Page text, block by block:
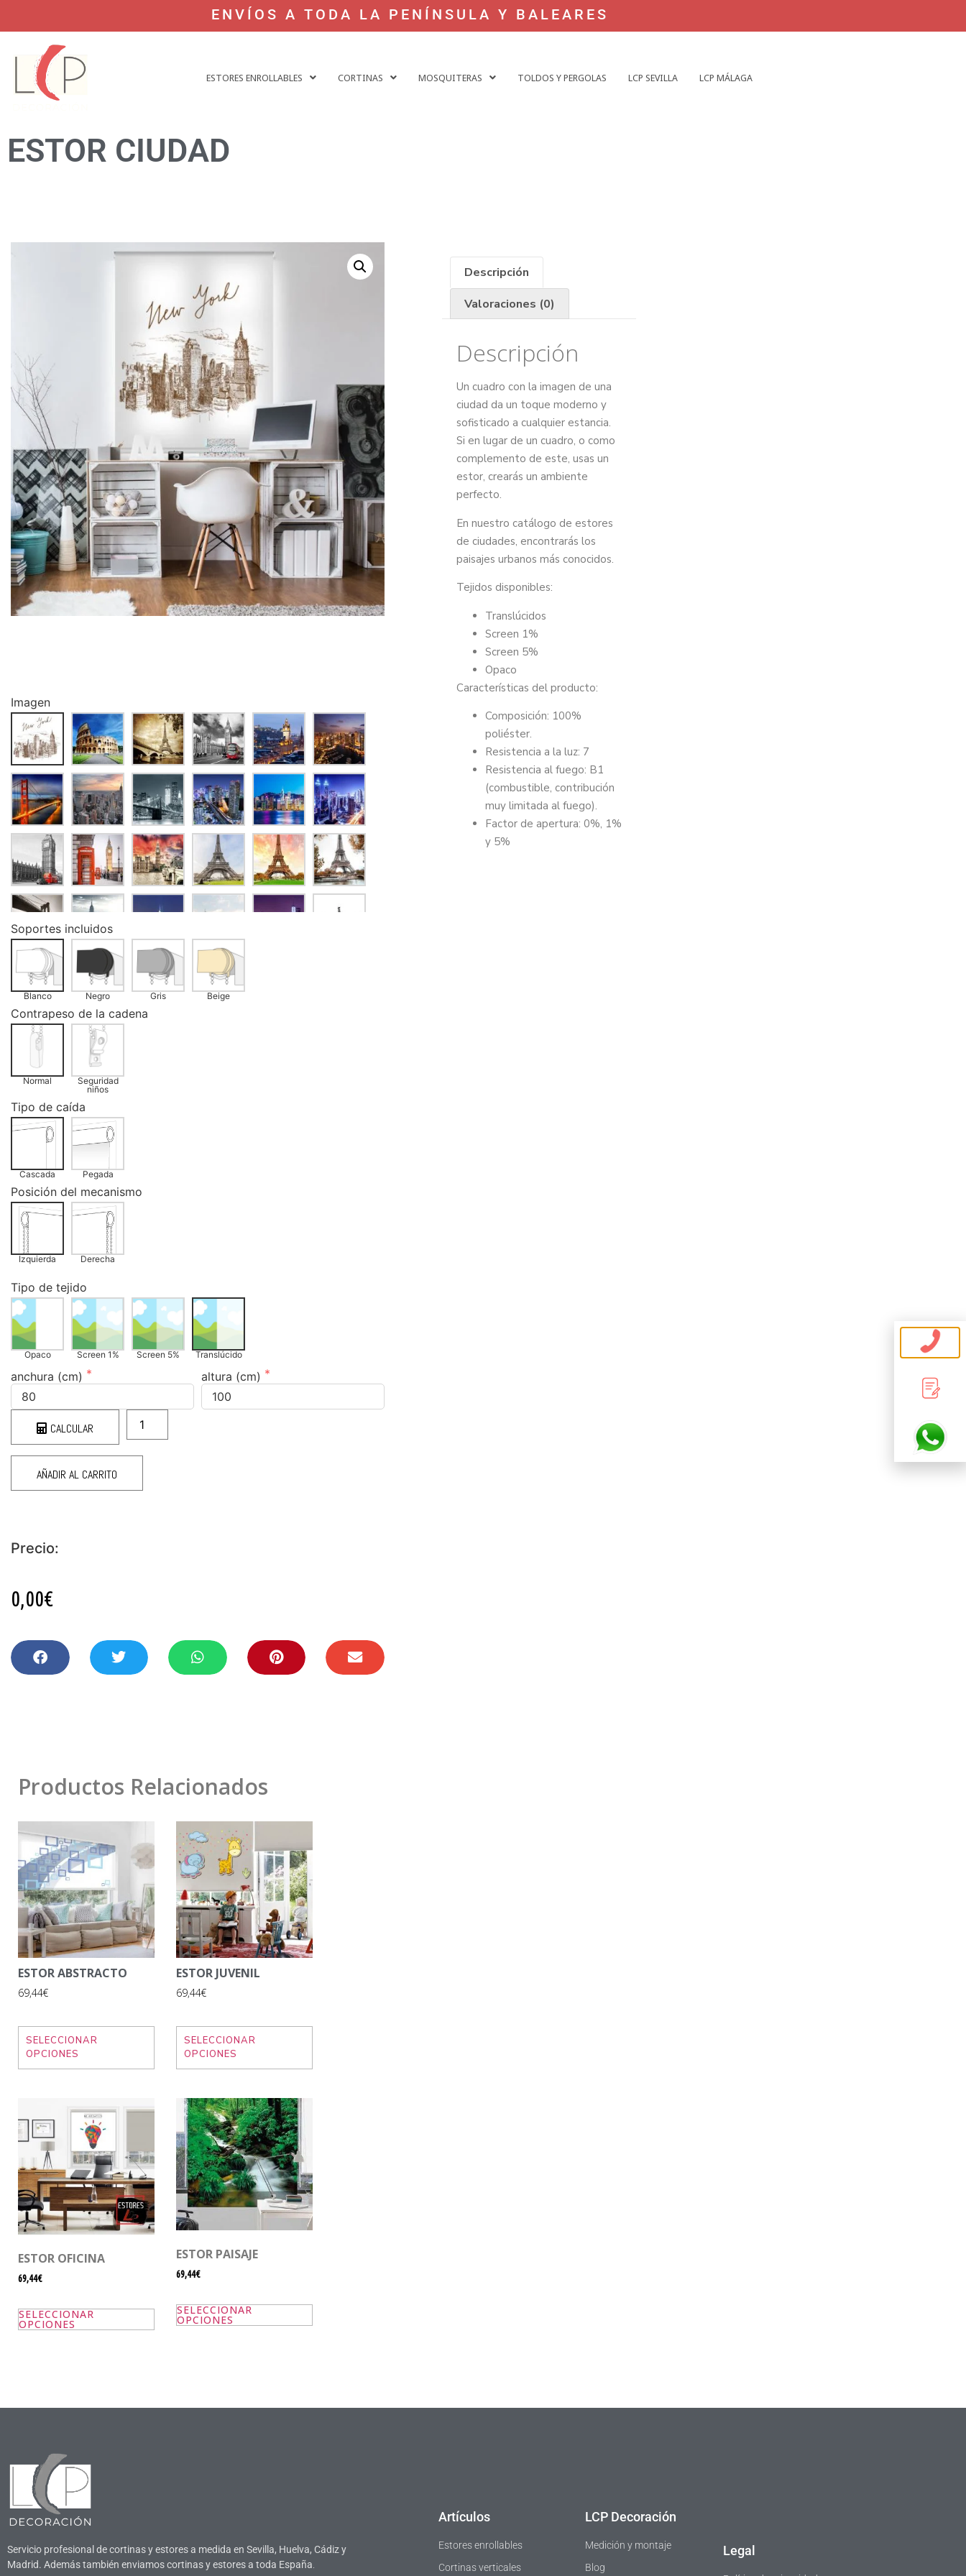
ENVÍOS A TODA LA PENÍNSULA Y BALEARES
ESTORES ENROLLABLES CORTINAS MOSQUITERAS TOLDOS Y PERGOLAS LCP SEVILLA LCP MÁLAGA
ESTOR CIUDAD
Imagen
Soportes incluidos
Blanco Negro Gris Beige
Contrapeso de la cadena
Normal
Seguridad
niños
Tipo de caída
Cascada Pegada
Posición del mecanismo
Izquierda Derecha
Tipo de tejido
Opaco Screen 1% Screen 5% Translúcido
anchura (cm) altura (cm)
CALCULAR
AÑADIR AL CARRITO
Precio:
0,00€
Descripción
Valoraciones (0)
Descripción
Un cuadro con la imagen de una
ciudad da un toque moderno y
sofisticado a cualquier estancia.
Si en lugar de un cuadro, o como
complemento de este, usas un
estor, crearás un ambiente
perfecto.
En nuestro catálogo de estores
de ciudades, encontrarás los
paisajes urbanos más conocidos.
Tejidos disponibles:
Translúcidos
Screen 1%
Screen 5%
Opaco
Características del producto:
Composición: 100%
poliéster.
Resistencia a la luz: 7
Resistencia al fuego: B1
(combustible, contribución
muy limitada al fuego).
Factor de apertura: 0%, 1%
y 5%
Productos Relacionados
ESTOR ABSTRACTO
69,44€
SELECCIONAR
OPCIONES
ESTOR JUVENIL
69,44€
SELECCIONAR
OPCIONES
ESTOR OFICINA
69,44€
SELECCIONAR
OPCIONES
ESTOR PAISAJE
69,44€
SELECCIONAR
OPCIONES
Servicio profesional de cortinas y estores a medida en Sevilla, Huelva, Cádiz y
Madrid. Además también enviamos cortinas y estores a toda España.
Artículos
Estores enrollables
Cortinas verticales
LCP Decoración
Medición y montaje
Blog
Legal